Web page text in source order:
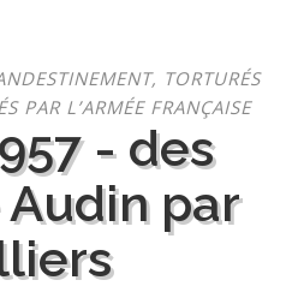
TORTURÉS
PAR L’ARMÉE FRANÇAISE
- des
par